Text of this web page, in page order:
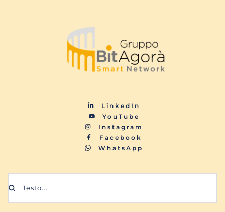
LinkedIn
YouTube
Instagram
Facebook
WhatsApp
Testo...